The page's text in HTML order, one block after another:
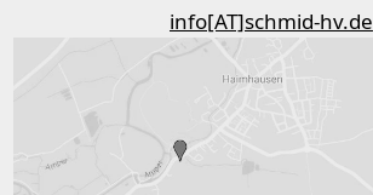
info[AT]schmid-hv.de